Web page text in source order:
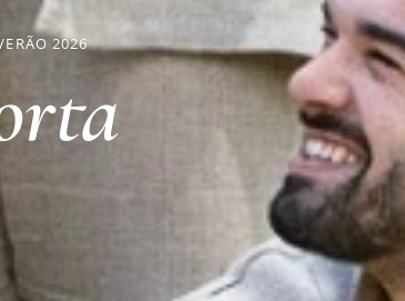
2026